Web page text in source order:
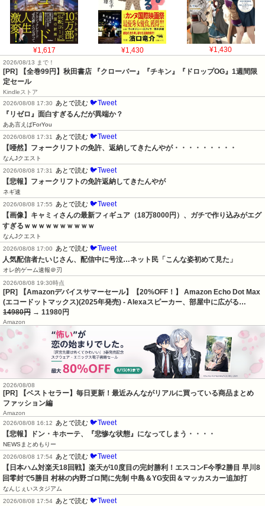
¥1,617 ¥1,430 ¥1,430
2026/08/13 まで！
[PR]
【全巻99円】秋田書店 『クローバー』『チキン』『ドロップOG』1週間限
定セール
Kindleストア
2026/08/08 17:30
あとで読む 🐦Tweet
『リゼロ』面白すぎるんだが異端か？
ああ言えばForYou
2026/08/08 17:31
あとで読む 🐦Tweet
【唖然】フォークリフトの免許、返納してきたんやが・・・・・・・・・
なんJクエスト
2026/08/08 17:31
あとで読む 🐦Tweet
【悲報】フォークリフトの免許返納してきたんやが
ネギ速
2026/08/08 17:55
あとで読む 🐦Tweet
【画像】キャミィさんの最新フィギュア（18万8000円）、ガチで作り込みがエグ
すぎるｗｗｗｗｗｗｗｗｗｗ
なんJクエスト
2026/08/08 17:00
あとで読む 🐦Tweet
人気配信者たいじさん、配信中に号泣…ネット民「こんな姿初めて見た」
オレ的ゲーム速報＠刃
2026/08/08 19:30時点
[PR] 【Amazonデバイスサマーセール】【20%OFF！】 Amazon Echo Dot Max
(エコードットマックス)(2025年発売) - Alexaスピーカー、部屋中に広がる…
14980円 → 11980円
Amazon
2026/08/08
[PR] 【ベストセラー】毎日更新！最近みんながリアルに買っている商品まとめ
ファッション編
Amazon
2026/08/08 16:12
あとで読む 🐦Tweet
【悲報】ドン・キホーテ、『悲惨な状態』になってしまう・・・・
NEWSまとめもりー
2026/08/08 17:54 あとで読む 🐦Tweet
【日本ハム対楽天18回戦】楽天が10度目の完封勝利！エスコンF今季2勝目 早川8
回零封で5勝目 村林の内野ゴロ間に先制 中島＆YG安田＆マッカスカー追加打
なんじぇいスタジアム
2026/08/08 17:54 あとで読む 🐦Tweet